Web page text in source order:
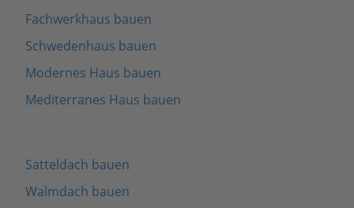
Fachwerkhaus bauen
Schwedenhaus bauen
Modernes Haus bauen
Mediterranes Haus bauen
Satteldach bauen
Walmdach bauen